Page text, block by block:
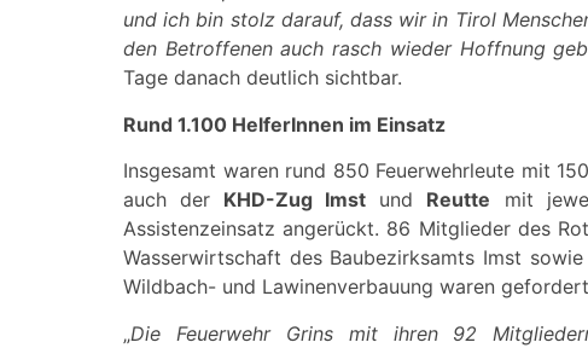
und ich bin stolz darauf, dass wir in Tirol
den Betroffenen auch rasch wieder Hoffnung
Tage danach deutlich sichtbar.
Rund 1.100 HelferInnen im Einsatz
Insgesamt waren rund 850 Feuerwehrleute mit
auch der KHD-Zug Imstund Reutte mit
Assistenzeinsatz angerückt. 86 Mitglieder des
Wasserwirtschaft des Baubezirksamts Imst
Wildbach- und Lawinenverbauung waren
„Die Feuerwehr Grins mit ihren 92